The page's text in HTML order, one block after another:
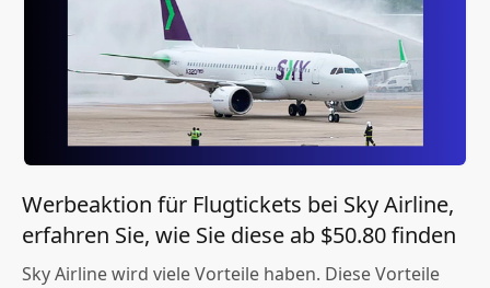
Werbeaktion für Flugtickets bei Sky Airline,
erfahren Sie, wie Sie diese ab $50.80 finden
Sky Airline wird viele Vorteile haben. Diese Vorteile